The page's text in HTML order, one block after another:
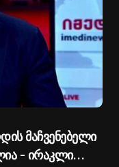
მაჩვენებელი
- ირაკლი